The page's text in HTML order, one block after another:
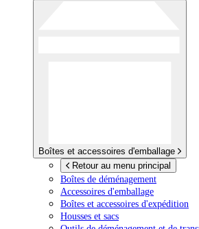
Boîtes et accessoires d'emballage
Retour au menu principal
Boîtes de déménagement
Accessoires d'emballage
Boîtes et accessoires d'expédition
Housses et sacs